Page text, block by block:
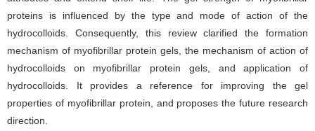
proteins is influenced by the type and mode of action of the
hydrocolloids. Consequently, this review clarified the formation
mechanism of myofibrillar protein gels, the mechanism of action of
hydrocolloids on myofibrillar protein gels, and application of
hydrocolloids. It provides a reference for improving the gel
properties of myofibrillar protein, and proposes the future research
direction.